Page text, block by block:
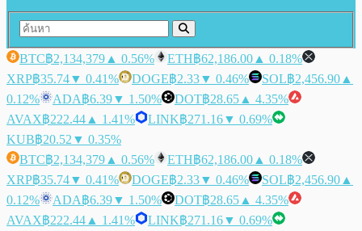
BTC฿2,134,379 ▲ 0.56% ETH฿62,186.00 ▲ 0.18%
XRP฿35.74▼ 0.41% DOGE฿2.33▼ 0.46% SOL฿2,456.90 ▲
0.12%
ADA฿6.39▼ 1.50% DOT฿28.65 ▲ 4.35%
AVAX฿222.44 ▲ 1.41% LINK฿271.16▼ 0.69%
KUB฿20.52 ▼ 0.35%
BTC฿2,134,379 ▲ 0.56% ETH฿62,186.00 ▲ 0.18%
XRP฿35.74▼ 0.41% DOGE฿2.33▼ 0.46% SOL฿2,456.90 ▲
0.12%
ADA฿6.39▼ 1.50% DOT฿28.65 ▲ 4.35%
AVAX฿222.44 ▲ 1.41% LINK฿271.16▼ 0.69%